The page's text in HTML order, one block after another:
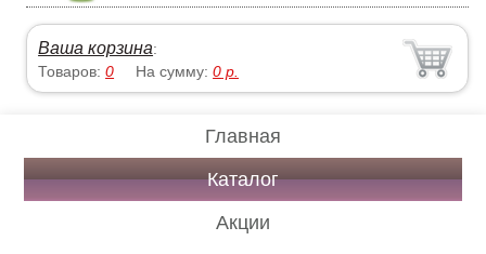
Ваша корзина:
Товаров:0 На сумму:0 р.
Главная
Каталог
Акции